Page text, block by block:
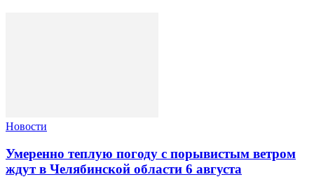
Новости
Умеренно теплую погоду с порывистым ветром
ждут в Челябинской области 6 августа